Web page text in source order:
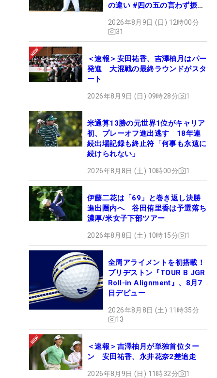
の違い #四の五の言わず振り
2026年8月9日 (日) 12時00分
31
＜速報＞安田祐香、吉澤柚月はパー
発進 大混戦の最終ラウンドがスタ
ート
2026年8月9日 (日) 09時28分 1
米通算13勝の元世界1位がキャリア
初、プレーオフ進出逃す 18年連
続出場記録も終止符「何事も永遠に
続けられない」
2026年8月8日 (土) 10時00分 1
伊藤二花は「69」と巻き返し決勝
進出圏内へ 谷田侑里香は予選落ち
濃厚/米女子下部ツアー
2026年8月8日 (土) 10時15分 1
全周アライメントを初搭載！
ブリヂストン『TOUR B JGR
Roll-in Alignment』、8月7
日デビュー
2026年8月8日 (土) 11時35分
13
＜速報＞吉澤柚月が単独首位ター
ン 安田祐香、永井花奈2差追走
2026年8月9日 (日) 11時32分 1